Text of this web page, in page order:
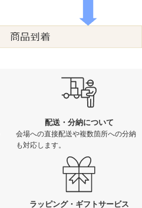
配送・分納について
会場への直接配送や複数箇所への分納
も対応します。
ラッピング・ギフトサービス